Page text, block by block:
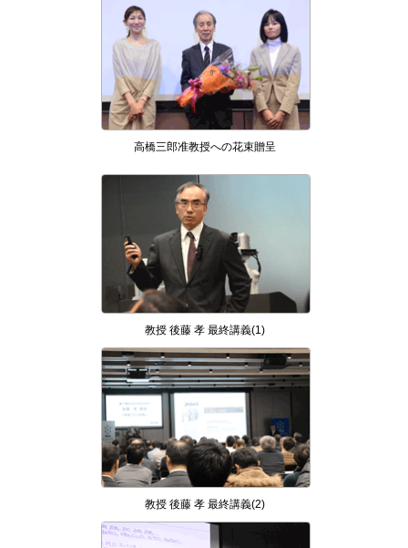
高橋三郎准教授への花束贈呈
教授 後藤 孝 最終講義(1)
教授 後藤 孝 最終講義(2)